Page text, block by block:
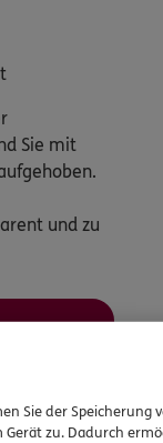
Sie mit
und zu
Sie der Speicherung
zu. Dadurch